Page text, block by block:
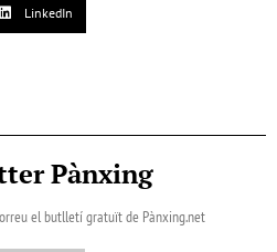
LinkedIn
Pànxing
el butlletí gratuït de Pànxing.net​